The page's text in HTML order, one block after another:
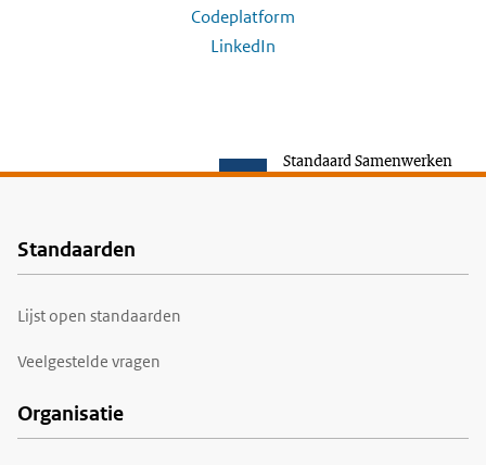
Codeplatform
LinkedIn
Standaard Samenwerken
Voet
Standaarden
Lijst open standaarden
Veelgestelde vragen
Organisatie